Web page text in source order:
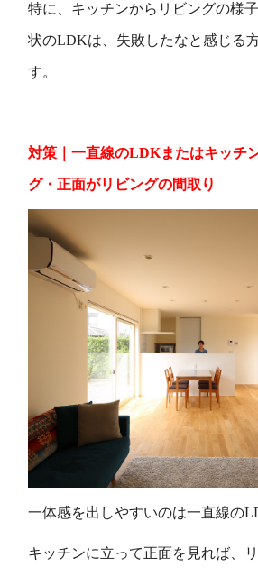
特に、キッチンからリビングの様
状のLDKは、失敗したなと感じる
す。
対策｜ 一直線のLDKまたはキッチ
グ・正面がリビングの間取り
一体感を出しやすいのは一直線の
キッチンに立って正面を見れば、